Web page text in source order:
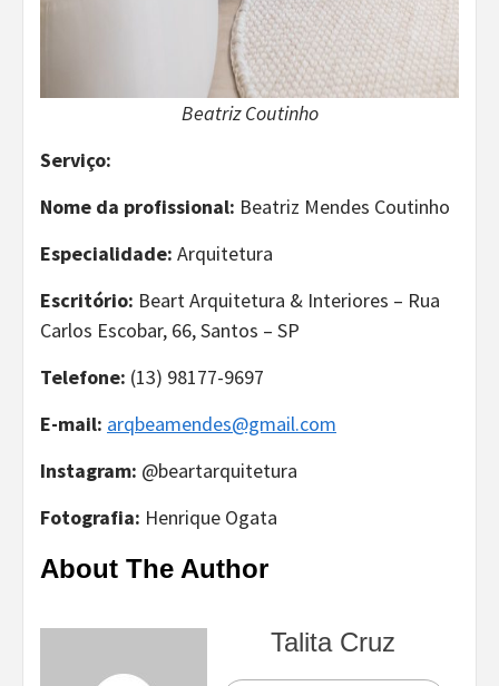
Beatriz Coutinho
Serviço:
Nome da profissional: Beatriz Mendes Coutinho
Especialidade: Arquitetura
Escritório: Beart Arquitetura & Interiores – Rua
Carlos Escobar, 66, Santos – SP
Telefone: (13) 98177-9697
E-mail: arqbeamendes@gmail.com
Instagram: @beartarquitetura
Fotografia: Henrique Ogata
About The Author
Talita Cruz